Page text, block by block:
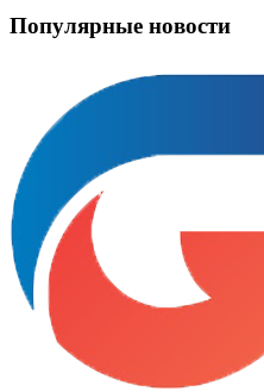
Популярные новости